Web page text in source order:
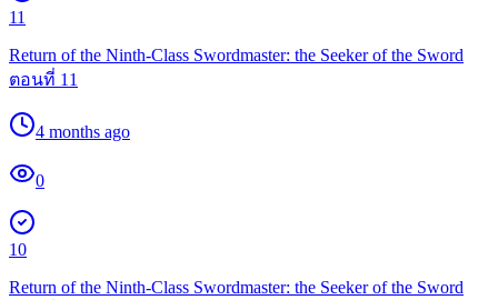
11
Return of the Ninth-Class Swordmaster: the Seeker of the Sword
ตอนที่ 11
4 months ago
0
10
Return of the Ninth-Class Swordmaster: the Seeker of the Sword